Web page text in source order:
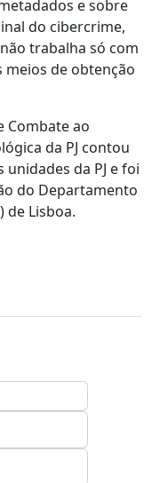
e sobre
do cibercrime,
trabalha só com
de obtenção
Combate ao
da PJ contou
da PJ e foi
do Departamento
de Lisboa.